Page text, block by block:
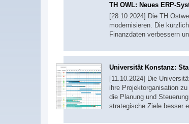
TH OWL: Neues ERP-
[28.10.2024] Die TH
modernisieren. Die
Finanzdaten verbessern
Universität Konstanz:
[11.10.2024] Die
ihre Projektorganisation
die Planung und
strategische Ziele besser